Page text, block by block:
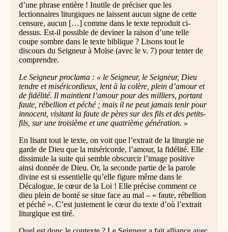
d’une phrase entière ! Inutile de préciser que les
lectionnaires liturgiques ne laissent aucun signe de cette
censure, aucun […] comme dans le texte reproduit ci-
dessus. Est-il possible de deviner la raison d’une telle
coupe sombre dans le texte biblique ? Lisons tout le
discours du Seigneur à Moïse (avec le v. 7) pour tenter de
comprendre.
Le Seigneur proclama : « le Seigneur, le Seigneur, Dieu
tendre et miséricordieux, lent à la colère, plein d’amour et
de fidélité. Il maintient l’amour pour des milliers, portant
faute, rébellion et péché ; mais il ne peut jamais tenir pour
innocent, visitant la faute de pères sur des fils et des petits-
fils, sur une troisième et une quatrième génération. »
En lisant tout le texte, on voit que l’extrait de la liturgie ne
garde de Dieu que la miséricorde, l’amour, la fidélité. Elle
dissimule la suite qui semble obscurcir l’image positive
ainsi donnée de Dieu. Or, la seconde partie de la parole
divine est si essentielle qu’elle figure même dans le
Décalogue, le cœur de la Loi ! Elle précise comment ce
dieu plein de bonté se situe face au mal – « faute, rébellion
et péché ». C’est justement le cœur du texte d’où l’extrait
liturgique est tiré.